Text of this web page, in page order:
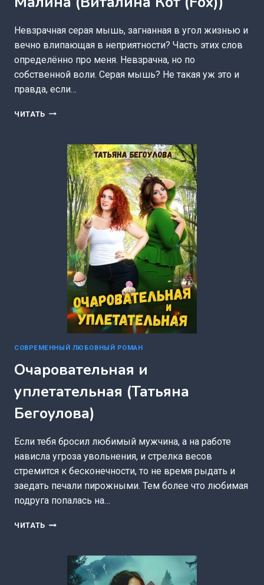
Невзрачная серая мышь, загнанная в угол жизнью и
вечно влипающая в неприятности? Часть этих слов
определённо про меня. Невзрачна, но по
собственной воли. Серая мышь? Не такая уж это и
правда, если…
ЧИТАТЬ МАЛИНА
(FOX))
СОВРЕМЕННЫЙ ЛЮБОВНЫЙ РОМАН
Очаровательная и
уплетательная (Татьяна
Бегоулова)
Если тебя бросил любимый мужчина, а на работе
нависла угроза увольнения, и стрелка весов
стремится к бесконечности, то не время рыдать и
заедать печали пирожными. Тем более что любимая
подруга попалась на…
ЧИТАТЬ ОЧАРОВАТЕЛЬНАЯ
(ТАТЬЯНА
БЕГОУЛОВА)